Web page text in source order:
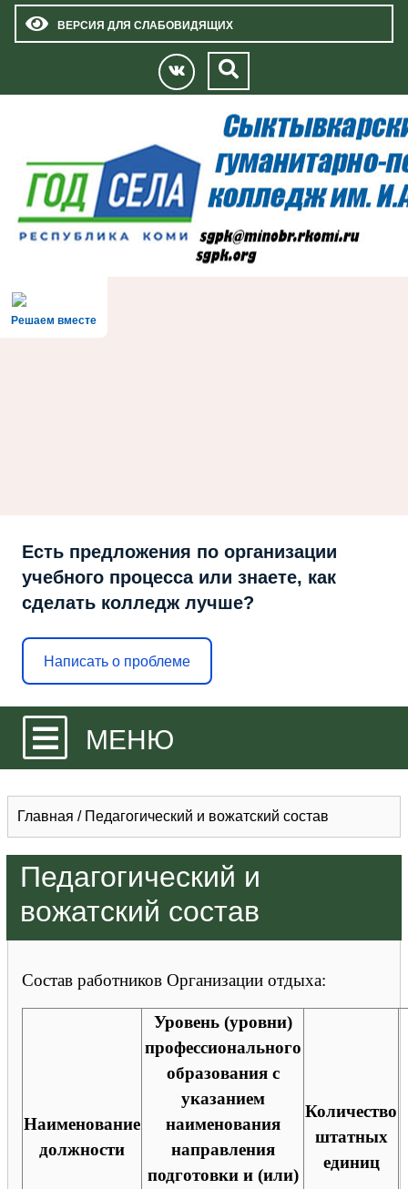
ВЕРСИЯ ДЛЯ СЛАБОВИДЯЩИХ
Решаем вместе
Есть предложения по организации
учебного процесса или знаете, как
сделать колледж лучше?
Написать о проблеме
МЕНЮ
Главная / Педагогический и вожатский состав
Педагогический и
вожатский состав
Состав работников Организации отдыха:
Наименование
должности
Уровень (уровни)
профессионального
образования с
указанием
наименования
направления
подготовки и (или)
Количество
штатных
единиц